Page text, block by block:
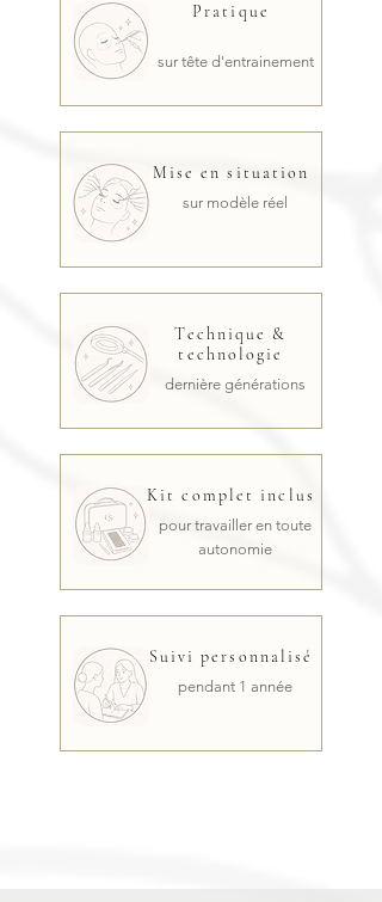
Pratique
sur tête d'entrainement
Mise en situation
sur modèle réel
Technique &
technologie
dernière générations
Kit complet inclus
pour travailler en toute
autonomie
Suivi personnalisé
pendant 1 année